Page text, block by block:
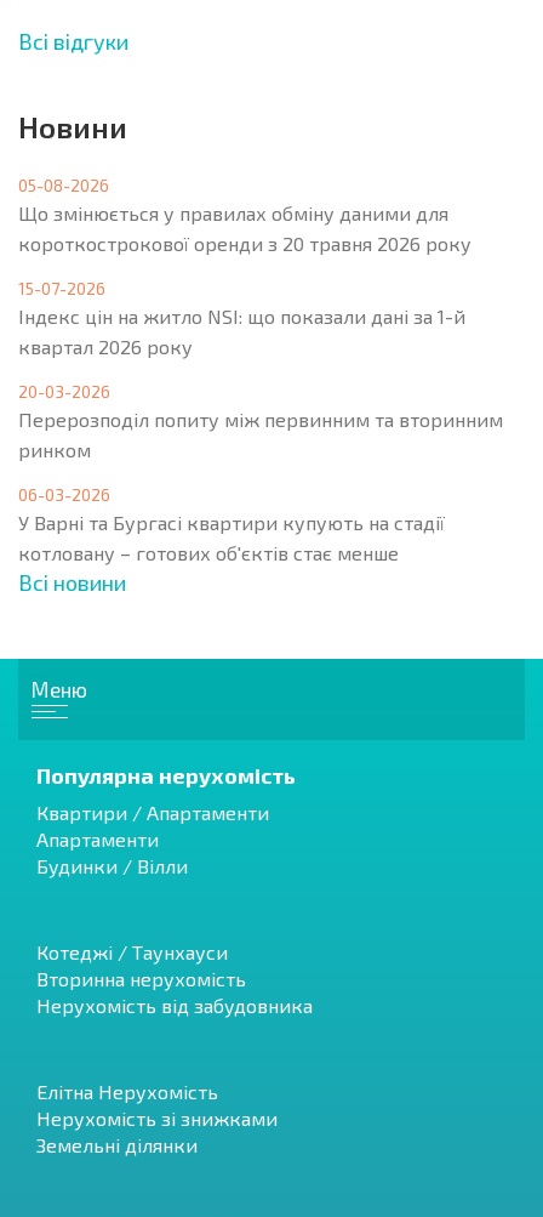
Всі відгуки
Новини
05-08-2026
Що змінюється у правилах обміну даними для
короткострокової оренди з 20 травня 2026 року
15-07-2026
Індекс цін на житло NSI: що показали дані за 1-й
квартал 2026 року
20-03-2026
Перерозподіл попиту між первинним та вторинним
ринком
06-03-2026
У Варні та Бургасі квартири купують на стадії
котловану – готових об'єктів стає менше
Всі новини
Меню
Популярна нерухомість
Квартири / Апартаменти
Апартаменти
Будинки / Вілли
Котеджі / Таунхауси
Вторинна нерухомість
Нерухомість від забудовника
Елітна Нерухомість
Нерухомість зі знижками
Земельні ділянки